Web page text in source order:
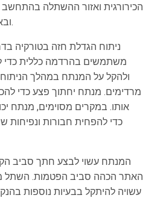
הכירורגית ואזור ההשתלה
ובאנטומיה של הגוף/שדיים.
משתמשים בהרדמה כללית כדי
ולהקל על המנתח במהלך
מרדימים. מנתח יחתוך פצע כדי
אותו. במקרים מסוימים, מנתח
כדי להפחית חבורות ונפיחות
המנתח עשוי לבצע חתך סביב
האתר הכהה סביב הפטמות. השתל
עשויה להיתקל בבעיות נוספות